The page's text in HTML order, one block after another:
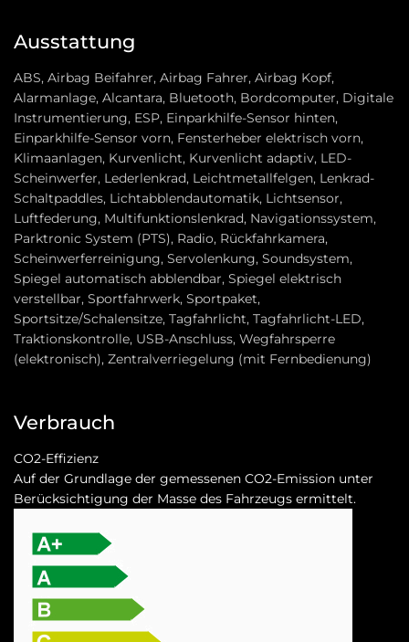
Ausstattung
ABS, Airbag Beifahrer, Airbag Fahrer, Airbag Kopf,
Alarmanlage, Alcantara, Bluetooth, Bordcomputer, Digitale
Instrumentierung, ESP, Einparkhilfe-Sensor hinten,
Einparkhilfe-Sensor vorn, Fensterheber elektrisch vorn,
Klimaanlagen, Kurvenlicht, Kurvenlicht adaptiv, LED-
Scheinwerfer, Lederlenkrad, Leichtmetallfelgen, Lenkrad-
Schaltpaddles, Lichtabblendautomatik, Lichtsensor,
Luftfederung, Multifunktionslenkrad, Navigationssystem,
Parktronic System (PTS), Radio, Rückfahrkamera,
Scheinwerferreinigung, Servolenkung, Soundsystem,
Spiegel automatisch abblendbar, Spiegel elektrisch
verstellbar, Sportfahrwerk, Sportpaket,
Sportsitze/Schalensitze, Tagfahrlicht, Tagfahrlicht-LED,
Traktionskontrolle, USB-Anschluss, Wegfahrsperre
(elektronisch), Zentralverriegelung (mit Fernbedienung)
Verbrauch
CO2-Effizienz
Auf der Grundlage der gemessenen CO2-Emission unter
Berücksichtigung der Masse des Fahrzeugs ermittelt.